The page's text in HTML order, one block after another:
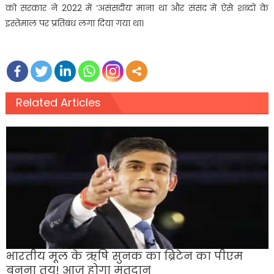
को सरकार ने 2022 में ‘असंसदीय’ माना था और संसद में ऐसे शब्दों के
इस्तेमाल पर प्रतिबंध लगा दिया गया था।
Related Articles
भारतीय मूल के ऋषि सुनक का ब्रिटेन का पीएम
बनना तय! आज होगा मतदान